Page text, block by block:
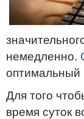
немедленно.
оптимальный
Для того
время суток